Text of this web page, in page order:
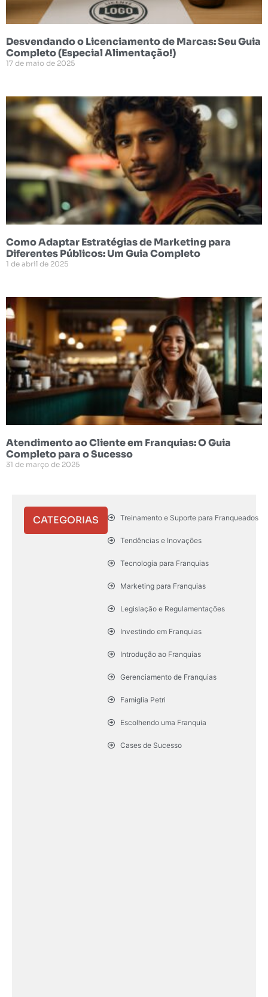
Desvendando o Licenciamento de Marcas: Seu Guia
Completo (Especial Alimentação!)
17 de maio de 2025
Como Adaptar Estratégias de Marketing para
Diferentes Públicos: Um Guia Completo
1 de abril de 2025
Atendimento ao Cliente em Franquias: O Guia
Completo para o Sucesso
31 de março de 2025
CATEGORIAS Treinamento e Suporte para Franqueados
Tendências e Inovações
Tecnologia para Franquias
Marketing para Franquias
Legislação e Regulamentações
Investindo em Franquias
Introdução ao Franquias
Gerenciamento de Franquias
Famiglia Petri
Escolhendo uma Franquia
Cases de Sucesso